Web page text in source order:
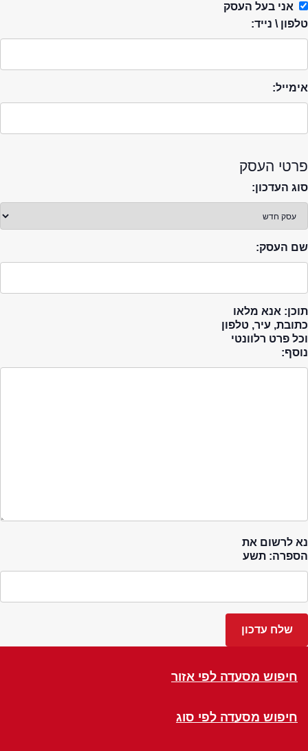
אני בעל העסק
טלפון \ נייד:
אימייל:
פרטי העסק
סוג העדכון:
שם העסק:
תוכן: אנא מלאו
כתובת, עיר, טלפון
וכל פרט רלוונטי
נוסף:
נא לרשום את
הספרה: תשע
חיפוש מסעדה לפי אזור
חיפוש מסעדה לפי סוג